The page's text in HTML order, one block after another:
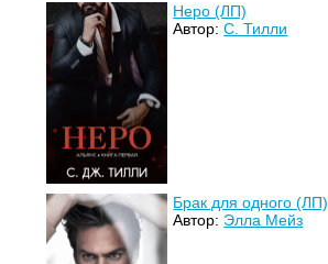
Неро (ЛП)
Автор:С. Тилли
Брак для одного (ЛП)
Автор: Элла Мейз